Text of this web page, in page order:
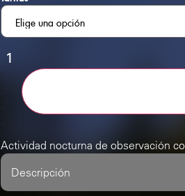
Actividad nocturna de observación
Descripción